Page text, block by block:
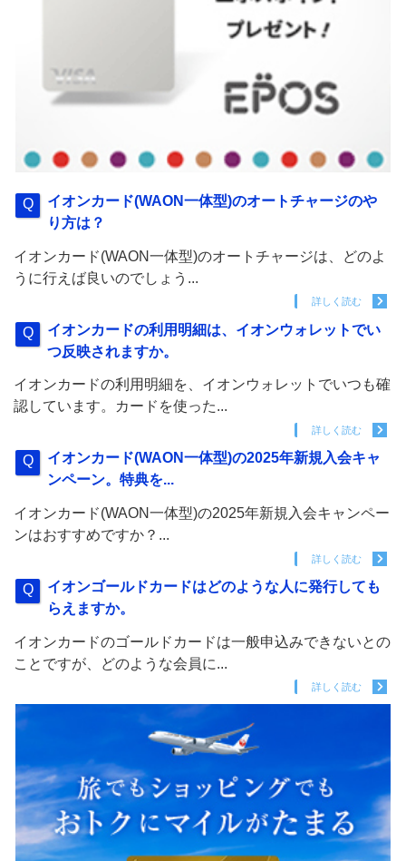
イオンカード(WAON一体型)のオートチャージのや
り方は？
イオンカード(WAON一体型)のオートチャージは、どのよ
うに行えば良いのでしょう...
詳しく読む
イオンカードの利用明細は、イオンウォレットでい
つ反映されますか。
イオンカードの利用明細を、イオンウォレットでいつも確
認しています。カードを使った...
詳しく読む
イオンカード(WAON一体型)の2025年新規入会キャ
ンペーン。特典を...
イオンカード(WAON一体型)の2025年新規入会キャンペー
ンはおすすめですか？...
詳しく読む
イオンゴールドカードはどのような人に発行しても
らえますか。
イオンカードのゴールドカードは一般申込みできないとの
ことですが、どのような会員に...
詳しく読む